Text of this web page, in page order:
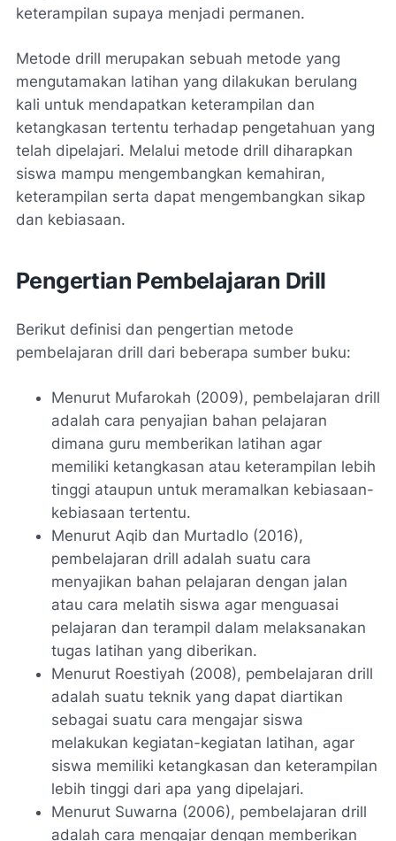
keterampilan supaya menjadi permanen.
Metode drill merupakan sebuah metode yang
mengutamakan latihan yang dilakukan berulang
kali untuk mendapatkan keterampilan dan
ketangkasan tertentu terhadap pengetahuan yang
telah dipelajari. Melalui metode drill diharapkan
siswa mampu mengembangkan kemahiran,
keterampilan serta dapat mengembangkan sikap
dan kebiasaan.
Pengertian Pembelajaran Drill
Berikut definisi dan pengertian metode
pembelajaran drill dari beberapa sumber buku:
Menurut Mufarokah (2009), pembelajaran drill
adalah cara penyajian bahan pelajaran
dimana guru memberikan latihan agar
memiliki ketangkasan atau keterampilan lebih
tinggi ataupun untuk meramalkan kebiasaan-
kebiasaan tertentu.
Menurut Aqib dan Murtadlo (2016),
pembelajaran drill adalah suatu cara
menyajikan bahan pelajaran dengan jalan
atau cara melatih siswa agar menguasai
pelajaran dan terampil dalam melaksanakan
tugas latihan yang diberikan.
Menurut Roestiyah (2008), pembelajaran drill
adalah suatu teknik yang dapat diartikan
sebagai suatu cara mengajar siswa
melakukan kegiatan-kegiatan latihan, agar
siswa memiliki ketangkasan dan keterampilan
lebih tinggi dari apa yang dipelajari.
Menurut Suwarna (2006), pembelajaran drill
adalah cara mengajar dengan memberikan